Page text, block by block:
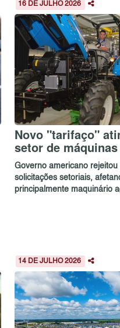
16 DE JULHO 2026
Novo "tarifaço"
setor de máquinas
Governo americano rejeitou
solicitações setoriais,
principalmente maquinário
14 DE JULHO 2026